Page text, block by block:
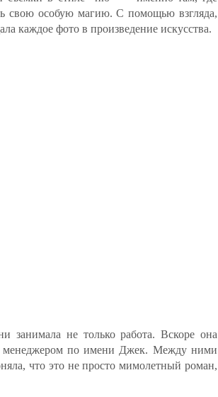
свою особую магию. С помощью взгляда,
каждое фото в произведение искусства.
занимала не только работа. Вскоре она
менеджером по имени Джек. Между ними
что это не просто мимолетный роман,